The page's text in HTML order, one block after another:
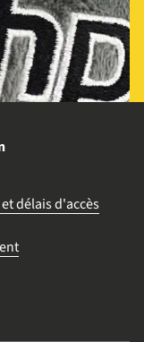
délais d'accès